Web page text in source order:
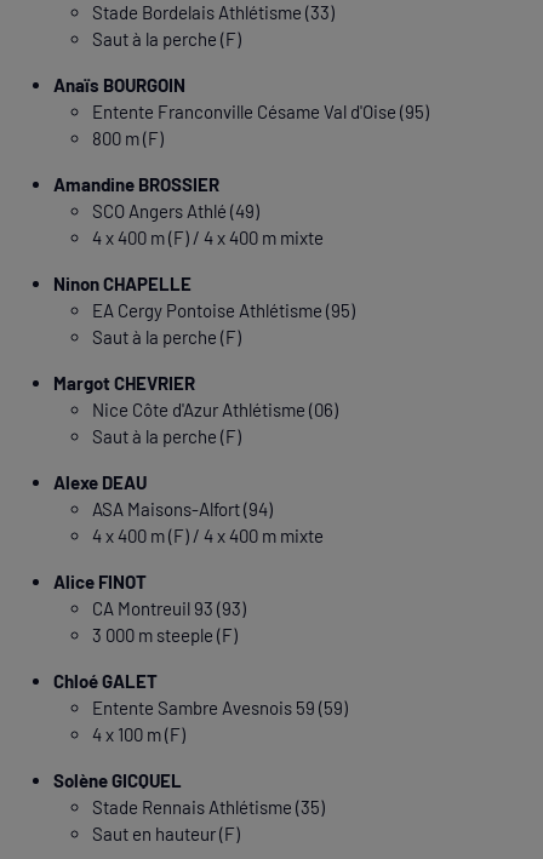
Stade Bordelais Athlétisme (33)
Saut à la perche (F)
Anaïs BOURGOIN
Entente Franconville Césame Val d'Oise (95)
800 m (F)
Amandine BROSSIER
SCO Angers Athlé (49)
4 x 400 m (F) / 4 x 400 m mixte
Ninon CHAPELLE
EA Cergy Pontoise Athlétisme (95)
Saut à la perche (F)
Margot CHEVRIER
Nice Côte d'Azur Athlétisme (06)
Saut à la perche (F)
Alexe DEAU
ASA Maisons-Alfort (94)
4 x 400 m (F) / 4 x 400 m mixte
Alice FINOT
CA Montreuil 93 (93)
3 000 m steeple (F)
Chloé GALET
Entente Sambre Avesnois 59 (59)
4 x 100 m (F)
Solène GICQUEL
Stade Rennais Athlétisme (35)
Saut en hauteur (F)